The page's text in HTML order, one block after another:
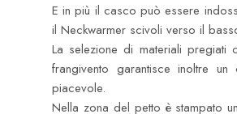
E in più il casco può essere
il Neckwarmer scivoli verso il
La selezione di materiali pregiati
frangivento garantisce inoltre un
piacevole.
Nella zona del petto è stampato